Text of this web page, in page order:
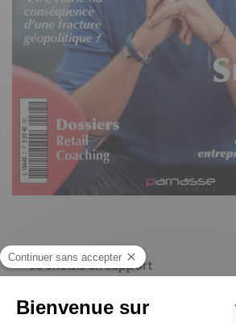
Je choisis un support
Papier